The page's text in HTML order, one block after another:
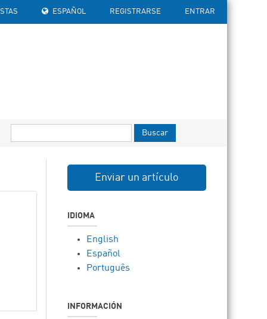
ESPAÑOL REGISTRARSE ENTRAR
Buscar
Enviar un artículo
IDIOMA
English
Español
Português
INFORMACIÓN